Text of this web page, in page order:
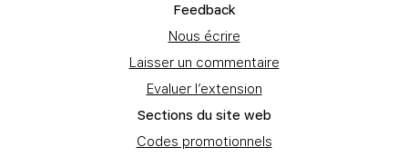
Feedbаck
Nous écrire
Laisser un commentaire
Evaluer l’extension
Sections du site web
Codes promotionnels